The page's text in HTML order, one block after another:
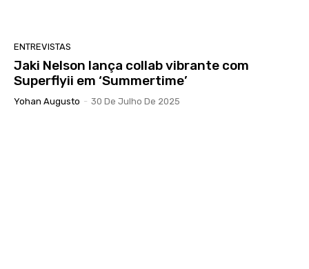
ENTREVISTAS
Jaki Nelson lança collab vibrante com
Superflyii em ‘Summertime’
Yohan Augusto - 30 De Julho De 2025